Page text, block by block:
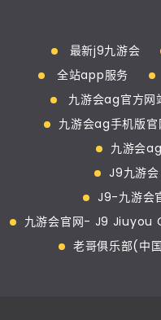
最新j9九游会
全站app服务
九游会ag官方网
九游会ag手机版官
九游会
J9九游
J9-九游会
九游会官网- J9 Jiuyou
老哥俱乐部(中